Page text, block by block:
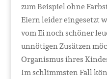
zum Beispiel ohne
Eiern leider eingesetzt
vom Ei noch schöner
unnötigen Zusätzen
Organismus ihres
Im schlimmsten Fall